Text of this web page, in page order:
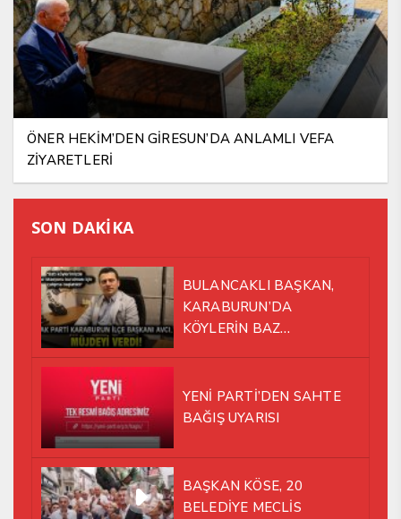
ÖNER HEKİM’DEN GİRESUN’DA ANLAMLI VEFA
ZİYARETLERİ
SON DAKİKA
BULANCAKLI BAŞKAN,
KARABURUN’DA
KÖYLERİN BAZ
YENİ PARTİ’DEN SAHTE
BAĞIŞ UYARISI
BAŞKAN KÖSE, 20
BELEDİYE MECLİS